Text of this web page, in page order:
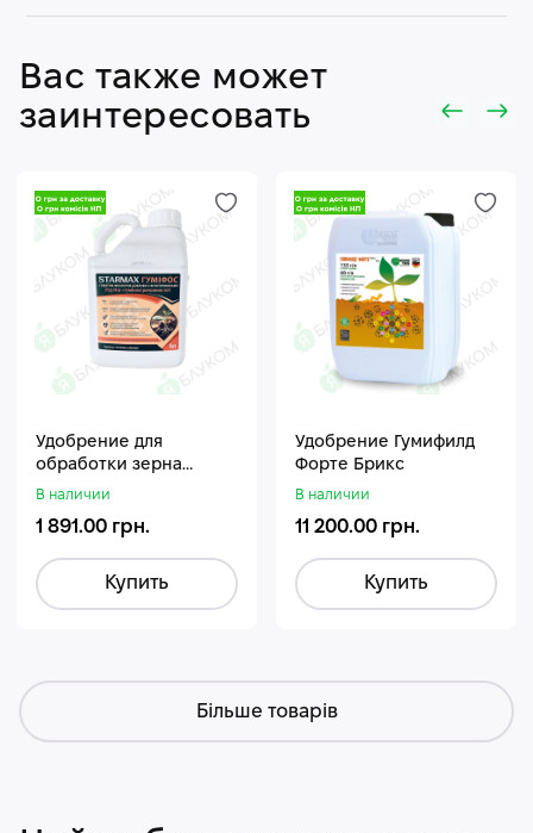
Вас также может
заинтересовать
Удобрение для
обработки зерна
Стармакс Гумифос
В наличии
1 891.00 грн.
Купить
Удобрение Гумифилд
Форте Брикс
В наличии
11 200.00 грн.
Купить
Більше товарів